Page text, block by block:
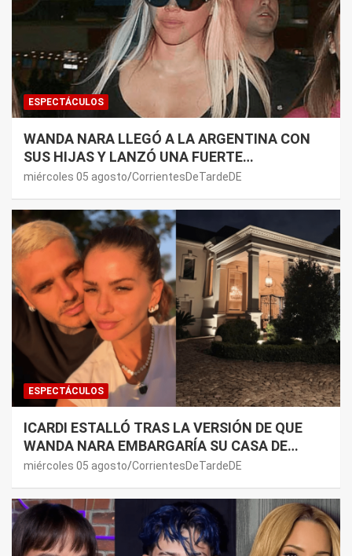
ESPECTÁCULOS
WANDA NARA LLEGÓ A LA ARGENTINA CON
SUS HIJAS Y LANZÓ UNA FUERTE
PREMONICIÓN SOBRE MAURO ICARDI
miércoles 05 agosto CorrientesDeTardeDE
ESPECTÁCULOS
ICARDI ESTALLÓ TRAS LA VERSIÓN DE QUE
WANDA NARA EMBARGARÍA SU CASA DE
NORDELTA: “NECESITAN RASCAR DE ALGÚN
miércoles 05 agosto CorrientesDeTardeDE